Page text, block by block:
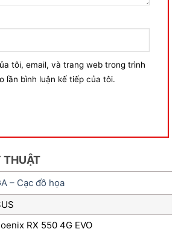
tôi, email, và trang web trong trình
lần bình luận kế tiếp của tôi.
THUẬT
– Cạc đồ họa
RX 550 4G EVO